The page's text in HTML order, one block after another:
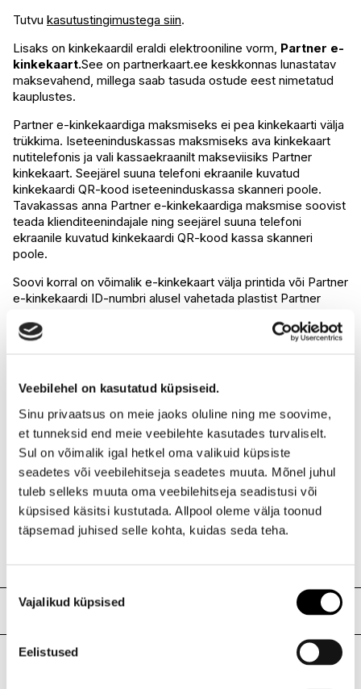
Veebilehel on kasutatud küpsiseid.
Sinu privaatsus on meie jaoks oluline ning me soovime,
et tunneksid end meie veebilehte kasutades turvaliselt.
Sul on võimalik igal hetkel oma valikuid küpsiste
seadetes või veebilehitseja seadetes muuta. Mõnel juhul
tuleb selleks muuta oma veebilehitseja seadistusi või
küpsised käsitsi kustutada. Allpool oleme välja toonud
täpsemad juhised selle kohta, kuidas seda teha.
Nõusoleku
valik
Vajalikud küpsised
Eelistused
Tutvu kasutustingimustega siin.
Lisaks on kinkekaardil eraldi elektrooniline vorm, Partner e-
kinkekaart.See on partnerkaart.ee keskkonnas lunastatav
maksevahend, millega saab tasuda ostude eest nimetatud
kauplustes.
Partner e-kinkekaardiga maksmiseks ei pea kinkekaarti välja
trükkima. Iseteeninduskassas maksmiseks ava kinkekaart
nutitelefonis ja vali kassaekraanilt makseviisiks Partner
kinkekaart. Seejärel suuna telefoni ekraanile kuvatud
kinkekaardi QR-kood iseteeninduskassa skanneri poole.
Tavakassas anna Partner e-kinkekaardiga maksmise soovist
teada klienditeenindajale ning seejärel suuna telefoni
ekraanile kuvatud kinkekaardi QR-kood kassa skanneri
poole.
Soovi korral on võimalik e-kinkekaart välja printida või Partner
e-kinkekaardi ID-numbri alusel vahetada plastist Partner
Partner e-kinkekaarti saab kasutada maksmiseks
korraga ära kulutama –
võid selle ära jagada mitme ostu vahel.
Partner kinkekaarti ja e-kinkekaarti ei saa kasutada
I.L.U. e-poe ostude eest maksmisel.
Partner kinkekaardil ja Partner e-kinkekaardil olevat rahaliste
vahendite jääki ja kinkekaardi kehtivusaega saab kontrollida
igas I.L.U. kaupluse kassas, Kaubamaja ja Selveri infoletis
ningwww.partnerkaart.ee.
Meie poed